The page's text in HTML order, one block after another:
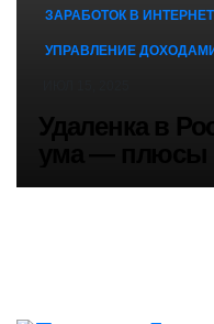
ЗАРАБОТОК В
УПРАВЛЕНИЕ
Удаленка в
удаленной